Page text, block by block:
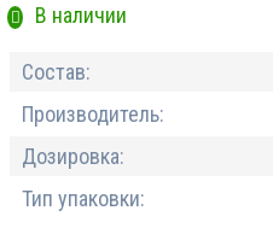
пользователей
В наличии
Состав:
Производитель:
Дозировка:
Тип упаковки: